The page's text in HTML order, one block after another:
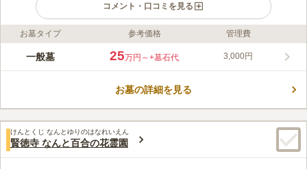
コメント・口コミを見る
ライフドット編集部のコメント
メモリアルパーク滑川 With ペットは、愛するペットと一緒に入
憩テーブルとイスが数カ所にあるため、腰を休めてゆっくりとく
口コミ評価
この霊園はまだ誰からも評価されていません。
お墓タイプ 参考価格 管理費
一般墓 25万円～+墓石代 3,000円
お墓の詳細を見る
けんとくじ なんとゆりのはなれいえん
賢徳寺 なんと百合の花霊園